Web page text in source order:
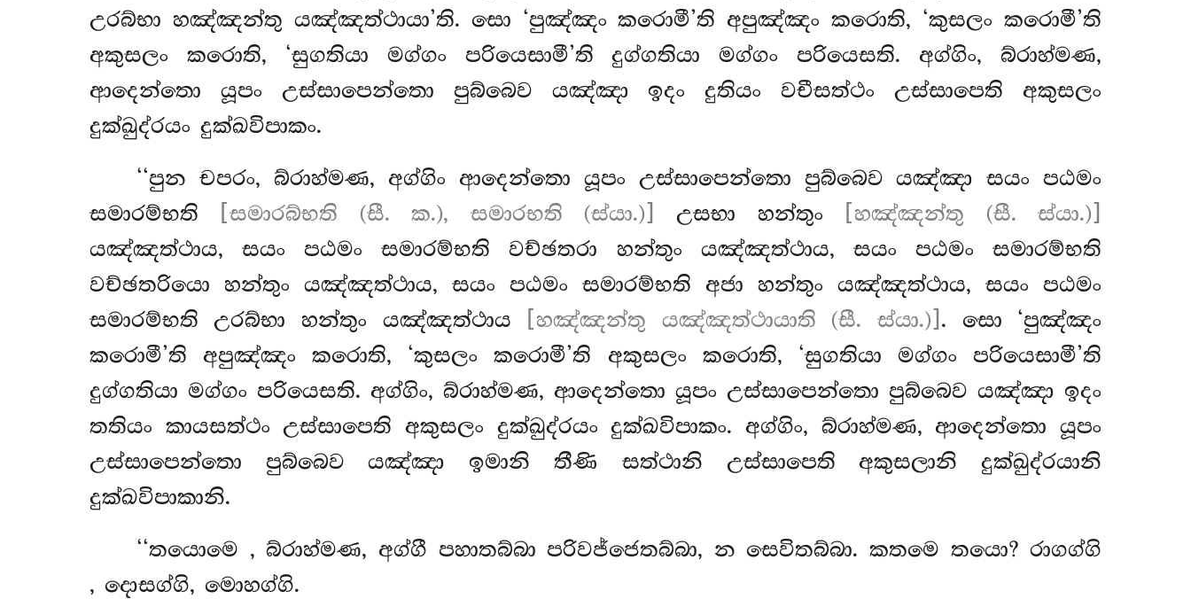
උරබ්භා හඤ්ඤන්තු යඤ්ඤත්ථායා’ති. සො ‘පුඤ්ඤං කරොමී’ති අපුඤ්ඤං කරොති, ‘කුසලං කරොමී’ති
අකුසලං කරොති, ‘සුගතියා මග්ගං පරියෙසාමී’ති දුග්ගතියා මග්ගං පරියෙසති. අග්ගිං, බ්රාහ්මණ,
ආදෙන්තො යූපං උස්සාපෙන්තො පුබ්බෙව යඤ්ඤා ඉදං දුතියං වචීසත්ථං උස්සාපෙති අකුසලං
දුක්ඛුද්රයං දුක්ඛවිපාකං.
‘‘පුන චපරං, බ්රාහ්මණ, අග්ගිං ආදෙන්තො යූපං උස්සාපෙන්තො පුබ්බෙව යඤ්ඤා සයං පඨමං
සමාරම්භති
[සමාරබ්භති (සී. ක.), සමාරභති (ස්යා.)] උසභා හන්තුං
[හඤ්ඤන්තු (සී. ස්යා.)]
යඤ්ඤත්ථාය, සයං පඨමං සමාරම්භති වච්ඡතරා හන්තුං යඤ්ඤත්ථාය, සයං පඨමං සමාරම්භති
වච්ඡතරියො හන්තුං යඤ්ඤත්ථාය, සයං පඨමං සමාරම්භති අජා හන්තුං යඤ්ඤත්ථාය, සයං පඨමං
සමාරම්භති උරබ්භා හන්තුං යඤ්ඤත්ථාය
[හඤ්ඤන්තු යඤ්ඤත්ථායාති (සී. ස්යා.)] . සො ‘පුඤ්ඤං
කරොමී’ති අපුඤ්ඤං කරොති, ‘කුසලං කරොමී’ති අකුසලං කරොති, ‘සුගතියා මග්ගං පරියෙසාමී’ති
දුග්ගතියා මග්ගං පරියෙසති. අග්ගිං, බ්රාහ්මණ, ආදෙන්තො යූපං උස්සාපෙන්තො පුබ්බෙව යඤ්ඤා ඉදං
තතියං කායසත්ථං උස්සාපෙති අකුසලං දුක්ඛුද්රයං දුක්ඛවිපාකං. අග්ගිං, බ්රාහ්මණ, ආදෙන්තො යූපං
උස්සාපෙන්තො පුබ්බෙව යඤ්ඤා ඉමානි තීණි සත්ථානි උස්සාපෙති අකුසලානි දුක්ඛුද්රයානි
දුක්ඛවිපාකානි.
‘‘තයොමෙ , බ්රාහ්මණ, අග්ගී පහාතබ්බා පරිවජ්ජෙතබ්බා, න සෙවිතබ්බා. කතමෙ තයො? රාගග්ගි
, දොසග්ගි, මොහග්ගි.